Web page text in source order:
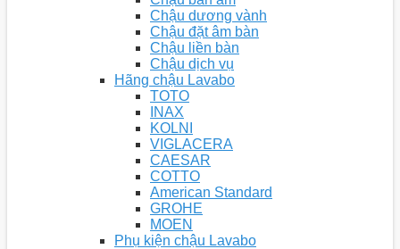
Chậu dương vành
Chậu đặt âm bàn
Chậu liền bàn
Chậu dịch vụ
Hãng chậu Lavabo
TOTO
INAX
KOLNI
VIGLACERA
CAESAR
COTTO
American Standard
GROHE
MOEN
Phụ kiện chậu Lavabo